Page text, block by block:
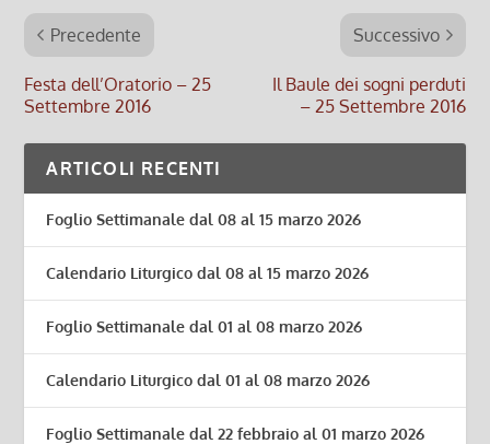
Precedente
Festa dell’Oratorio – 25
Settembre 2016
Successivo
Il Baule dei sogni perduti
– 25 Settembre 2016
ARTICOLI RECENTI
Foglio Settimanale dal 08 al 15 marzo 2026
Calendario Liturgico dal 08 al 15 marzo 2026
Foglio Settimanale dal 01 al 08 marzo 2026
Calendario Liturgico dal 01 al 08 marzo 2026
Foglio Settimanale dal 22 febbraio al 01 marzo 2026